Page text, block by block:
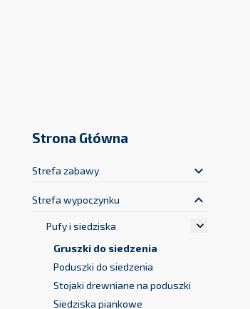
Strona Główna
Strefa zabawy keyboard_arrow_down
Strefa wypoczynku keyboard_arrow_up
Pufy i siedziska 
Gruszki do siedzenia
Poduszki do siedzenia
Stojaki drewniane na poduszki
Siedziska piankowe